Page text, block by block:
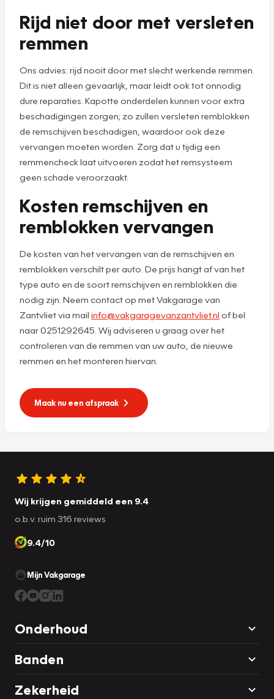
Rijd niet door met versleten
remmen
Ons advies: rijd nooit door met slecht werkende remmen.
Dit is niet alleen gevaarlijk, maar leidt ook tot onnodig
dure reparaties. Kapotte onderdelen kunnen voor extra
beschadigingen zorgen; zo zullen versleten remblokken
de remschijven beschadigen, waardoor ook deze
vervangen moeten worden. Zorg dat u tijdig een
remmencheck laat uitvoeren zodat het remsysteem
geen schade veroorzaakt.
Kosten remschijven en
remblokken vervangen
De kosten van het vervangen van de remschijven en
remblokken verschilt per auto. De prijs hangt af van het
type auto en de soort remschijven en remblokken die
nodig zijn. Neem contact op met Vakgarage van
Zantvliet via mail info@vakgaragevanzantvliet.nl of bel
naar 0251292645. Wij adviseren u graag over het
controleren van de remmen van uw auto, de nieuwe
remmen en het monteren hiervan.
Maak nu een afspraak
Wij krijgen gemiddeld een 9.4
o.b.v. ruim 316 reviews
9.4/10
Mijn Vakgarage
Onderhoud
Banden
Zekerheid